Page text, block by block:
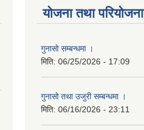
योजना तथा परियोजना
गुनासो सम्बन्धमा ।
मिति: 06/25/2026 - 17:09
गुनासो तथा उजुरी सम्बन्धमा ।
मिति: 06/16/2026 - 23:11